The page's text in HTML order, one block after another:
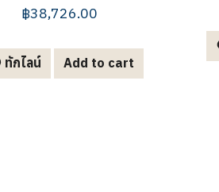
฿38,726.00
ทักไลน์ Add to cart